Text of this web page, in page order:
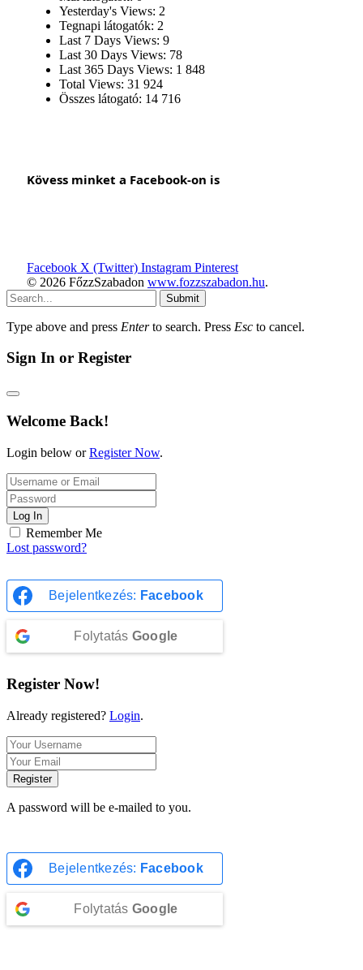
Yesterday's Views: 2
Tegnapi látogatók: 2
Last 7 Days Views: 9
Last 30 Days Views: 78
Last 365 Days Views: 1 848
Total Views: 31 924
Összes látogató: 14 716
Kövess minket a Facebook-on is
Facebook X (Twitter) Instagram Pinterest
© 2026 FőzzSzabadon www.fozzszabadon.hu.
Submit
Type above and press Enterto search. Press Esc to cancel.
Sign In or Register
Welcome Back!
Login below orRegister Now.
Log In
Remember Me
Lost password?
Bejelentkezés: Facebook
Folytatás Google
Register Now!
Already registered? Login.
Register
A password will be e-mailed to you.
Bejelentkezés: Facebook
Folytatás Google